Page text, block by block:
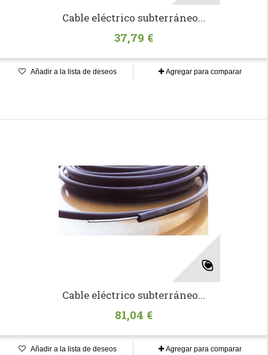
Cable eléctrico subterráneo...
37,79 €
Añadir a la lista de deseos Agregar para comparar
Cable eléctrico subterráneo...
81,04 €
Añadir a la lista de deseos Agregar para comparar